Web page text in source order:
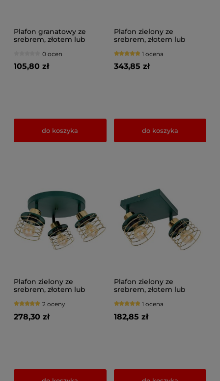
Plafon granatowy ze
srebrem, złotem lub
przegubie0 ocen
105,80 zł
do koszyka
Plafon zielony ze
srebrem, złotem lub
na przegubach
1 ocena
343,85 zł
do koszyka
Plafon zielony ze
srebrem, złotem lub
na przegubach
2 oceny
278,30 zł
Plafon zielony ze
srebrem, złotem lub
na przegubach
1 ocena
182,85 zł